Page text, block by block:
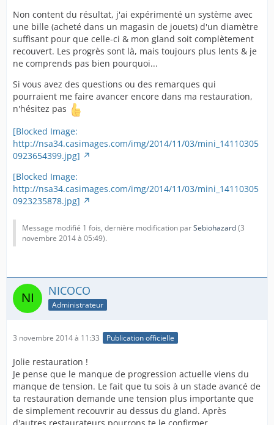
Non content du résultat, j'ai expérimenté un système avec
une bille (acheté dans un magasin de jouets) d'un diamètre
suffisant pour que celle-ci & mon gland soit complètement
recouvert. Les progrès sont là, mais toujours plus lents & je
ne comprends pas bien pourquoi...
Si vous avez des questions ou des remarques qui
pourraient me faire avancer encore dans ma restauration,
n'hésitez pas
[Blocked Image:
http://nsa34.casimages.com/img/2014/11/03/mini_14110305
0923654399.jpg]
[Blocked Image:
http://nsa34.casimages.com/img/2014/11/03/mini_14110305
0923235878.jpg]
Message modifié 1 fois, dernière modification parSebiohazard(3
novembre 2014 à 05:49).
NICOCO
Administrateur
3 novembre 2014 à 11:33 Publication officielle
Jolie restauration !
Je pense que le manque de progression actuelle viens du
manque de tension. Le fait que tu sois à un stade avancé de
ta restauration demande une tension plus importante que
de simplement recouvrir au dessus du gland. Après